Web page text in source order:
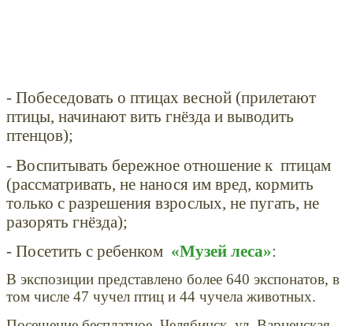
- Побеседовать о птицах весной (прилетают
птицы, начинают вить гнёзда и выводить
птенцов);
- Воспитывать бережное отношение к птицам
(рассматривать, не нанося им вред, кормить
только с разрешения взрослых, не пугать, не
разорять гнёзда);
- Посетить с ребенком «Музей леса»:
В экспозиции представлено более 640 экспонатов, в
том числе 47 чучел птиц и 44 чучела животных.